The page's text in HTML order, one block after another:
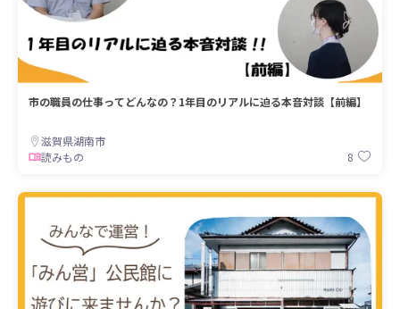
市の職員の仕事ってどんなの？1年目のリアルに迫る本音対談【前編】
滋賀県湖南市
読みもの
8